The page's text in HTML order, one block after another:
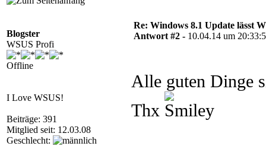
Blogster
WSUS Profi
Offline
I Love WSUS!
Beiträge: 391
Mitglied seit: 12.03.08
Geschlecht:
Re: Windows 8.1 Update lässt
Antwort #2 - 10.04.14 um
Alle guten Dinge
Thx